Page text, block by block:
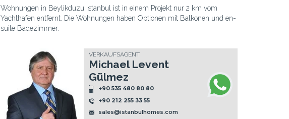
Wohnungen in Beylikduzu Istanbul ist in einem Projekt nur 2 km vom
Yachthafen entfernt. Die Wohnungen haben Optionen mit Balkonen und en-
suite Badezimmer.
VERKAUFSAGENT
Michael Levent
Gülmez
+90 535 480 80 80
+90 212 255 33 55
sales@istanbulhomes.com